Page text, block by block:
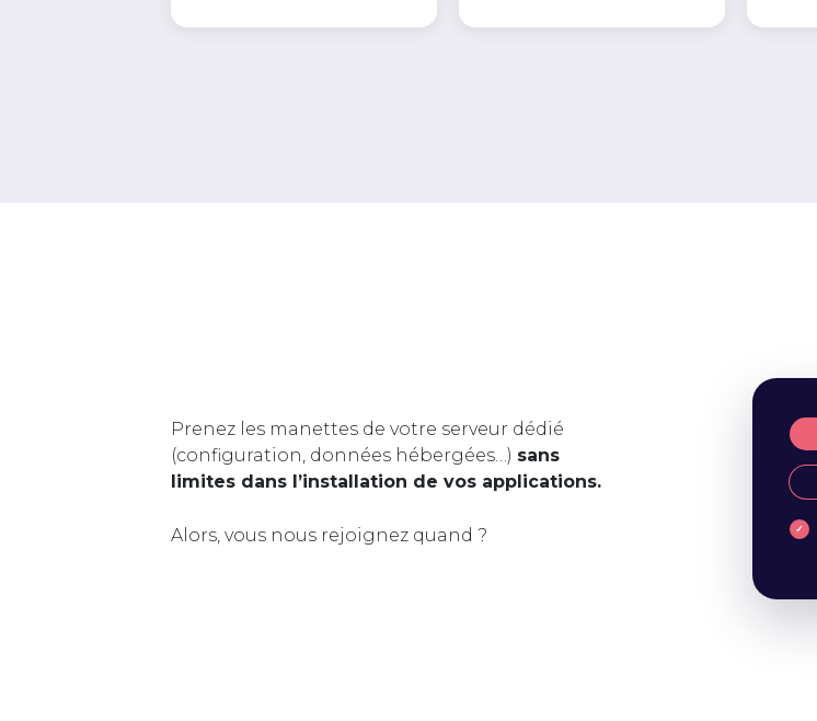
Prenez les manettes de votre serveur dédié
(configuration, données hébergées…) sans
limites dans l’installation de vos applications.
Alors, vous nous rejoignez quand ?